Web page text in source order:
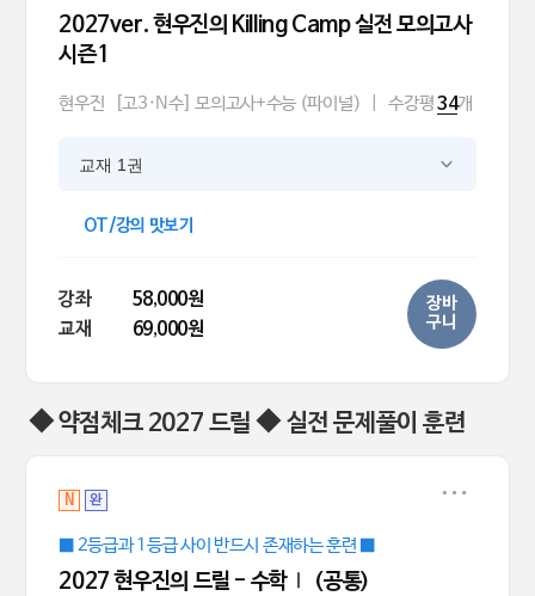
2027ver. 현우진의 Killing Camp 실전 모의고사
시즌1
현우진 [고3·N수] 모의고사+수능 (파이널) 수강평34개
교재 1권
OT/강의 맛보기
강좌
58,000원
교재
69,000원
장바
구니
◆ 약점체크 2027 드릴 ◆ 실전 문제풀이 훈련
N 완
■ 2등급과 1등급 사이 반드시 존재하는 훈련 ■
2027 현우진의 드릴 - 수학Ⅰ (공통)